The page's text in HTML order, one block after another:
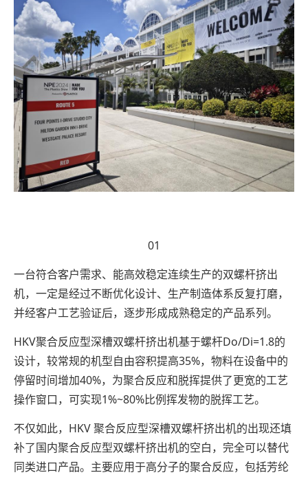
01
一台符合客户需求、能高效稳定连续生产的双螺杆挤出
机，一定是经过不断优化设计、生产制造体系反复打磨，
并经客户工艺验证后，逐步形成成熟稳定的产品系列。
HKV聚合反应型深槽双螺杆挤出机基于螺杆Do/Di=1.8的
设计，较常规的机型自由容积提高35%，物料在设备中的
停留时间增加40%，为聚合反应和脱挥提供了更宽的工艺
操作窗口，可实现1%~80%比例挥发物的脱挥工艺。
不仅如此，HKV 聚合反应型深槽双螺杆挤出机的出现还填
补了国内聚合反应型双螺杆挤出机的空白，完全可以替代
同类进口产品。主要应用于高分子的聚合反应，包括芳纶